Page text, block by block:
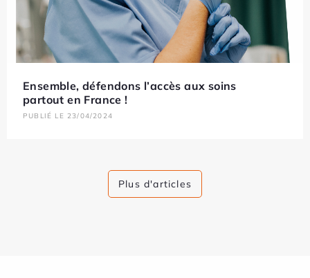
Ensemble, défendons l’accès aux soins
partout en France !
PUBLIÉ LE 23/04/2024
Plus d'articles